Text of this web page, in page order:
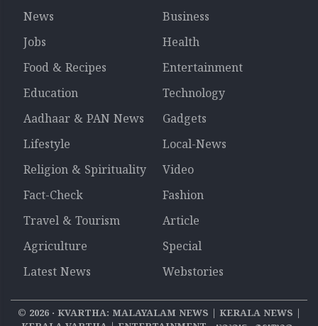
News
Business
Jobs
Health
Food & Recipes
Entertainment
Education
Technology
Aadhaar & PAN News
Gadgets
Lifestyle
Local-News
Religion & Spirituality
Video
Fact-Check
Fashion
Travel & Tourism
Article
Agriculture
Special
Latest News
Webstories
© 2026‧ KVARTHA: MALAYALAM NEWS | KERALA NEWS |